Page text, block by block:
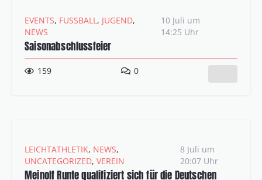
EVENTS, FUSSBALL , JUGEND,
NEWS
10 Juli um
14:25 Uhr
Saisonabschlussfeier
159 0
LEICHTATHLETIK, NEWS,
UNCATEGORIZED, VEREIN
8 Juli um
20:07 Uhr
Meinolf Runte qualifiziert sich für die Deutschen